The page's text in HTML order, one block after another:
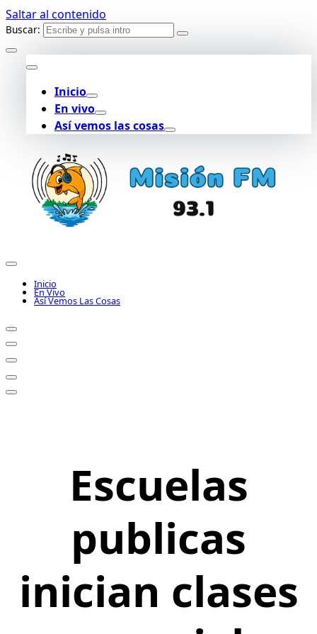
Saltar al contenido
Buscar:
Inicio
En vivo
Así vemos las cosas
Inicio
En Vivo
Así Vemos Las Cosas
Escuelas
publicas
inician clases